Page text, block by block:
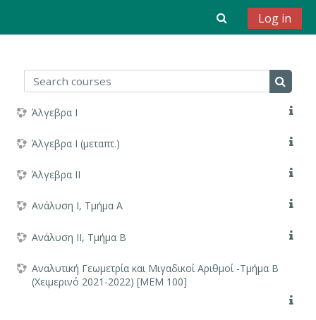
Τμήμα Μαθηματικών και Εφαρμοσμένων Μαθηματικών,
Skip to main content
ToggleLog in
Search courses
Search
Άλγεβρα Ι
Άλγεβρα Ι (μεταπτ.)
Άλγεβρα ΙΙ
Ανάλυση Ι, Τμήμα Α
Ανάλυση ΙΙ, Τμήμα Β
Αναλυτική Γεωμετρία και Μιγαδικοί Αριθμοί -Τμήμα B
(Χειμερινό 2021-2022) [ΜΕΜ 100]